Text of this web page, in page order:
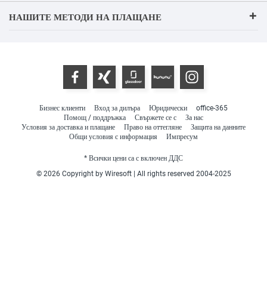
НАШИТЕ МЕТОДИ НА ПЛАЩАНЕ
Бизнес клиенти Вход за дилъра Юридически
office-365
Помощ / поддръжка
Свържете се с
За нас
Условия за доставка и плащане
Право на оттегляне
Защита на данните
Общи условия с информация
Импресум
* Всички цени са с включен ДДС
© 2026 Copyright by Wiresoft | All rights reserved 2004-2025